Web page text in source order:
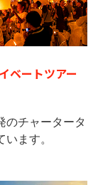
ベートツアー
のチャータータ
ます。